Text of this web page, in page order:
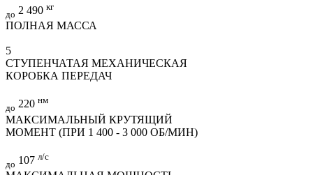
до 2 490 кг
ПОЛНАЯ МАССА
5
СТУПЕНЧАТАЯ МЕХАНИЧЕСКАЯ
КОРОБКА ПЕРЕДАЧ
до 220 нм
МАКСИМАЛЬНЫЙ КРУТЯЩИЙ
МОМЕНТ (ПРИ 1 400 - 3 000 ОБ/МИН)
до 107 л/с